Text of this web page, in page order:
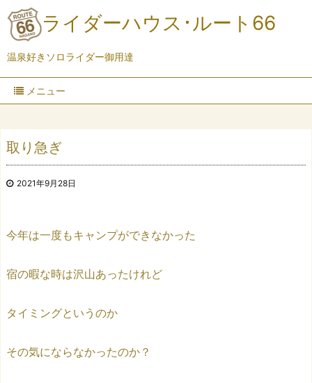
ライダーハウス･ルート66
温泉好きソロライダー御用達
メニュー
取り急ぎ
2021年9月28日
今年は一度もキャンプができなかった
宿の暇な時は沢山あったけれど
タイミングというのか
その気にならなかったのか？